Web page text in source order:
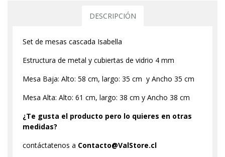
DESCRIPCIÓN
Set de mesas cascada Isabella
Estructura de metal y cubiertas de vidrio 4 mm
Mesa Baja: Alto: 58 cm, largo: 35 cm y Ancho 35 cm
Mesa Alta: Alto: 61 cm, largo: 38 cm y Ancho 38 cm
¿Te gusta el producto pero lo quieres en otras
medidas?
contáctatenos a Contacto@ValStore.cl